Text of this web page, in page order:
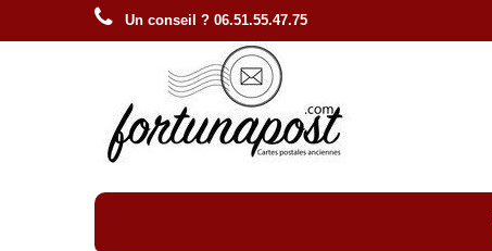
Un conseil ? 06.51.55.47.75